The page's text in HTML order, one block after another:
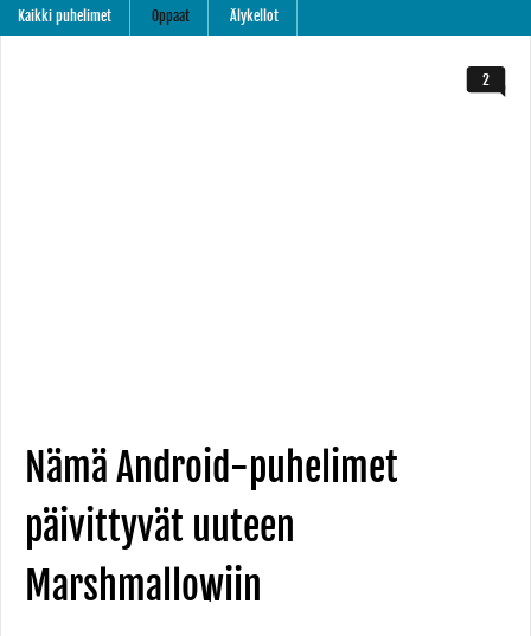
Kaikki puhelimet Oppaat Älykellot
Nämä Android-puhelimet
päivittyvät uuteen
Marshmallowiin
2